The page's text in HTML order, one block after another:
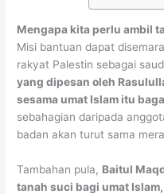
Mengapa kita perlu ambil
Misi bantuan dapat
rakyat Palestin sebagai
yang dipesan oleh
sesama umat Islam itu
sebahagian daripada
badan akan turut sama
Tambahan pula, Baitul
tanah suci bagi umat Islam,